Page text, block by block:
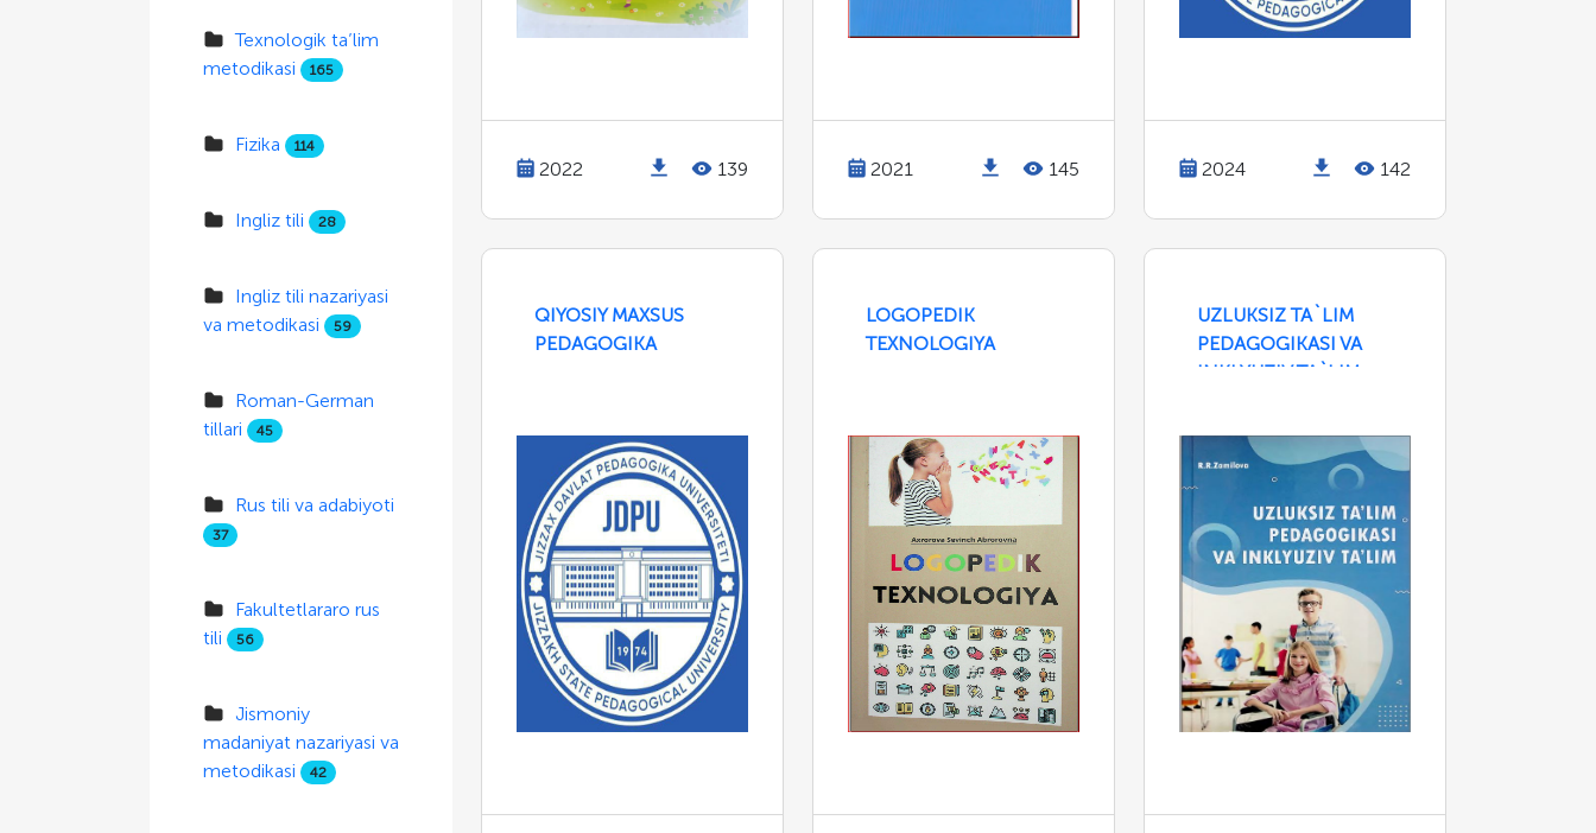
Texnologik ta’lim
metodikasi
165
Fizika 114
Ingliz tili 28
Ingliz tili nazariyasi
va metodikasi
59
Roman-German
tillari
45
Rus tili va adabiyoti
37
Fakultetlararo rus
tili
56
Jismoniy
madaniyat nazariyasi va
metodikasi
42
2022 139 2021 145 2024 142
QIYOSIY MAXSUS
PEDAGOGIKA
LOGOPEDIK
TEXNOLOGIYA
UZLUKSIZ TA`LIM
PEDAGOGIKASI VA
INKLYUZIV TA`LIM